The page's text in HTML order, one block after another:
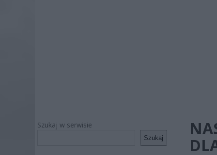
Szukaj w serwisie
Szukaj